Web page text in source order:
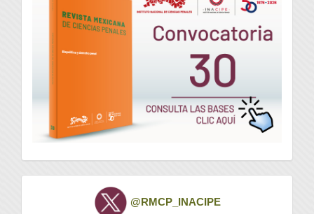
Twitter @RMCP_INACIPE